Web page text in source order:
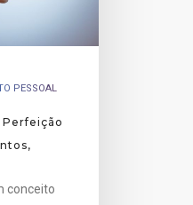
PESSOAL
Perfeição
conceito